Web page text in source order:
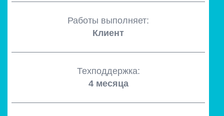
Работы выполняет:
Клиент
Техподдержка:
4 месяца